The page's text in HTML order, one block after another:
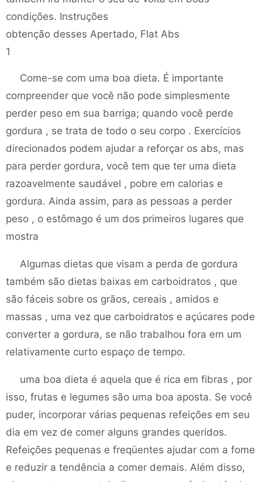
condições. Instruções
obtenção desses Apertado, Flat Abs
1
Come-se com uma boa dieta. É importante
compreender que você não pode simplesmente
perder peso em sua barriga; quando você perde
gordura , se trata de todo o seu corpo . Exercícios
direcionados podem ajudar a reforçar os abs, mas
para perder gordura, você tem que ter uma dieta
razoavelmente saudável , pobre em calorias e
gordura. Ainda assim, para as pessoas a perder
peso , o estômago é um dos primeiros lugares que
mostra
Algumas dietas que visam a perda de gordura
também são dietas baixas em carboidratos , que
são fáceis sobre os grãos, cereais , amidos e
massas , uma vez que carboidratos e açúcares pode
converter a gordura, se não trabalhou fora em um
relativamente curto espaço de tempo.
uma boa dieta é aquela que é rica em fibras , por
isso, frutas e legumes são uma boa aposta. Se você
puder, incorporar várias pequenas refeições em seu
dia em vez de comer alguns grandes queridos.
Refeições pequenas e freqüentes ajudar com a fome
e reduzir a tendência a comer demais. Além disso,